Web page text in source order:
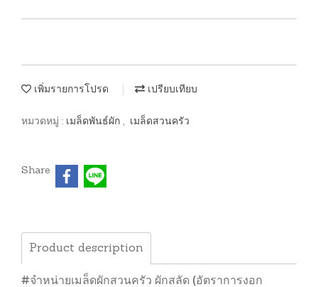
เพิ่มรายการโปรด เปรียบเทียบ
หมวดหมู่ : เมล็ดพันธ์ผัก , เมล็ดสวนครัว
Share
Product description
#จำหน่ายเมล็ดผักสวนครัว ผักสลัด (อัตราการงอก